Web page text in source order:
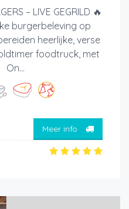
– LIVE GEGRILD 🔥
burgerbeleving op
heerlijke, verse
foodtruck, met
On...
Meer info